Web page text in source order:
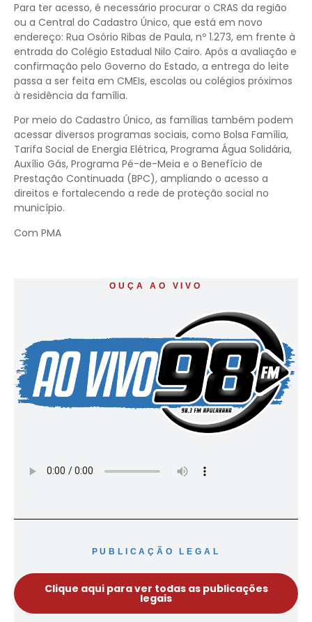
Para ter acesso, é necessário procurar o CRAS da região
ou a Central do Cadastro Único, que está em novo
endereço: Rua Osório Ribas de Paula, nº 1.273, em frente à
entrada do Colégio Estadual Nilo Cairo. Após a avaliação e
confirmação pelo Governo do Estado, a entrega do leite
passa a ser feita em CMEIs, escolas ou colégios próximos
à residência da família.
Por meio do Cadastro Único, as famílias também podem
acessar diversos programas sociais, como Bolsa Família,
Tarifa Social de Energia Elétrica, Programa Água Solidária,
Auxílio Gás, Programa Pé-de-Meia e o Benefício de
Prestação Continuada (BPC), ampliando o acesso a
direitos e fortalecendo a rede de proteção social no
município.
Com PMA
OUÇA AO VIVO
PUBLICAÇÃO LEGAL
Clique aqui para ver todas as publicações
legais